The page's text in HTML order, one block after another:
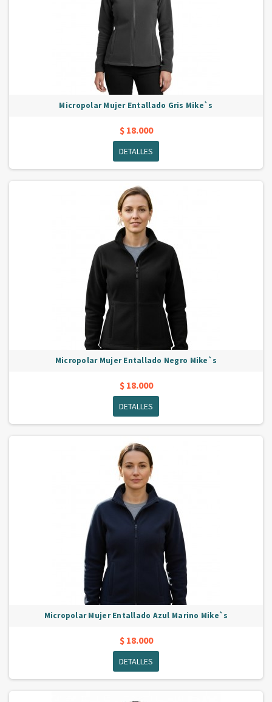
Micropolar Mujer Entallado Gris Mike`s
$ 18.000
DETALLES
Micropolar Mujer Entallado Negro Mike`s
$ 18.000
DETALLES
Micropolar Mujer Entallado Azul Marino Mike`s
$ 18.000
DETALLES